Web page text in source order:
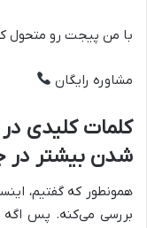
با من پیجت رو متحول
مشاوره رایگان
کلمات کلیدی
شدن بیشتر
همونطور که گفتیم،
بررسی می‌کنه. پس اگه